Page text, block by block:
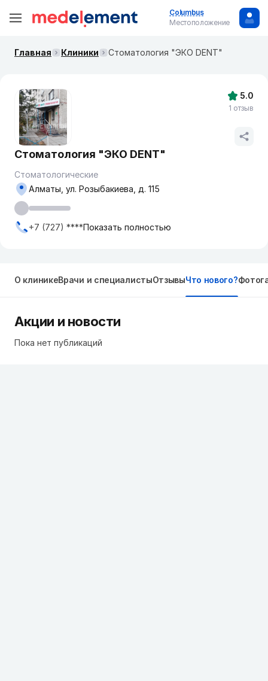
Columbus
Местоположение
Главная Клиники Стоматология "ЭКО DENT"
Стоматология "ЭКО DENT"
Стоматологические
Алматы, ул. Розыбакиева, д. 115
+7 (727) ****Показать полностью
5.0
1 отзыв
О клиникеВрачи и специалистыОтзывыЧто нового?
Акции и новости
Пока нет публикаций